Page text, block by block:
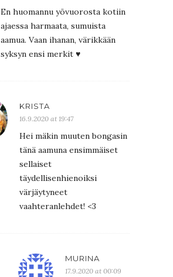
En huomannu yövuorosta kotiin
ajaessa harmaata, sumuista
aamua. Vaan ihanan, värikkään
syksyn ensi merkit ♥️
KRISTA
16.9.2020 at 19:47
Hei mäkin muuten bongasin
tänä aamuna ensimmäiset
sellaiset
täydellisenhienoiksi
värjäytyneet
vaahteranlehdet! <3
MURINA
17.9.2020 at 00:09